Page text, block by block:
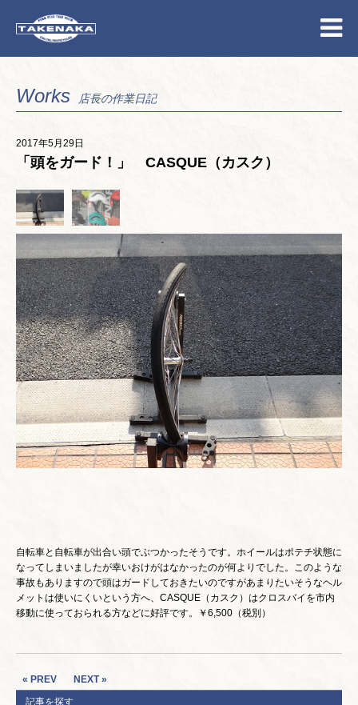
Works 店長の作業日記
2017年5月29日
「頭をガード！」 CASQUE（カスク）
自転車と自転車が出合い頭でぶつかったそうです。ホイールはポテチ状態に
なってしまいましたが幸いおけがはなかったのが何よりでした。このような
事故もありますので頭はガードしておきたいのですがあまりたいそうなヘル
メットは使いにくいという方へ、CASQUE（カスク）はクロスバイを市内
移動に使っておられる方などに好評です。￥6,500（税別）
« PREV
NEXT »
記事を探す